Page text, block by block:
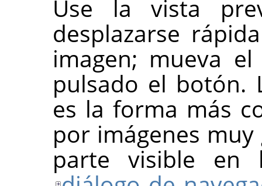
Use la vista
desplazarse
imagen; mueva
pulsado el botón.
es la forma más
por imágenes
parte visible en